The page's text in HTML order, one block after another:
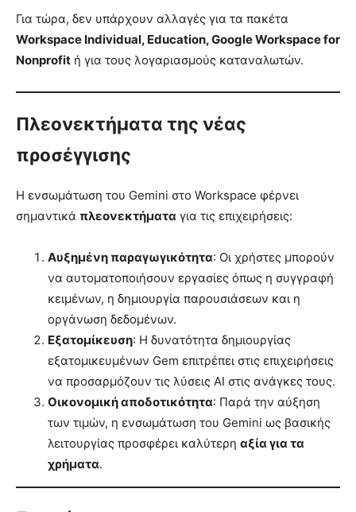
Για τώρα, δεν υπάρχουν αλλαγές για τα πακέτα
Workspace Individual, Education, Google Workspace for
Nonprofit ή για τους λογαριασμούς καταναλωτών.
Πλεονεκτήματα της νέας
προσέγγισης
Η ενσωμάτωση του Gemini στο Workspace φέρνει
σημαντικά πλεονεκτήματα για τις επιχειρήσεις:
Αυξημένη παραγωγικότητα: Οι χρήστες μπορούν
να αυτοματοποιήσουν εργασίες όπως η συγγραφή
κειμένων, η δημιουργία παρουσιάσεων και η
οργάνωση δεδομένων.
Εξατομίκευση: Η δυνατότητα δημιουργίας
εξατομικευμένων Gem επιτρέπει στις επιχειρήσεις
να προσαρμόζουν τις λύσεις AI στις ανάγκες τους.
Οικονομική αποδοτικότητα: Παρά την αύξηση
των τιμών, η ενσωμάτωση του Gemini ως βασικής
λειτουργίας προσφέρει καλύτερη αξία για τα
χρήματα.